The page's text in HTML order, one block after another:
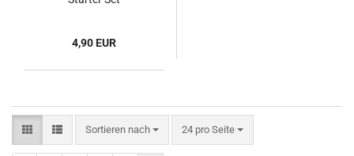
4,90 EUR
Sortieren nach
Sortieren nach 24 pro Seite
pro Seite